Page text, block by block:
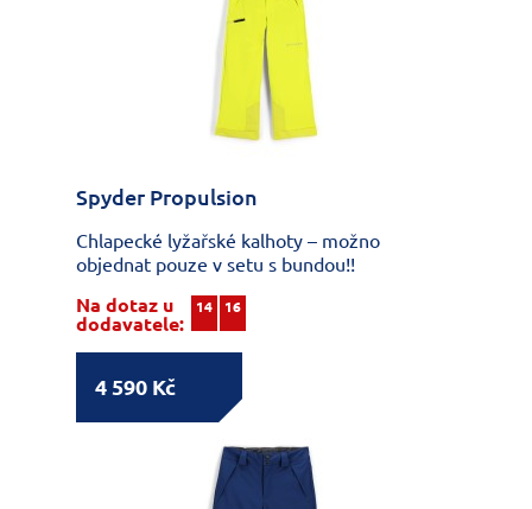
Spyder Propulsion
Chlapecké lyžařské kalhoty – možno
objednat pouze v setu s bundou!!
Na dotaz u
dodavatele:
14 16
4 590 Kč